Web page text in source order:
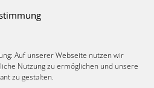
Auf unserer Webseite nutzen wir
Nutzung zu ermöglichen und unsere
zu gestalten.